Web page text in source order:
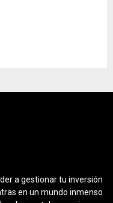
a gestionar tu inversión
en un mundo inmenso